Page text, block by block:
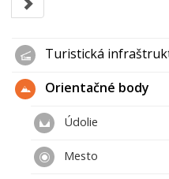
Turistická
Orientačné body
Údolie
Mesto